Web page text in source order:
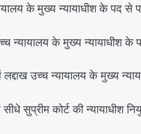
के मुख्य न्यायाधीश के पद से
न्यायालय के मुख्य न्यायाधीश के
उच्च न्यायालय के मुख्य
सुप्रीम कोर्ट की न्यायाधीश